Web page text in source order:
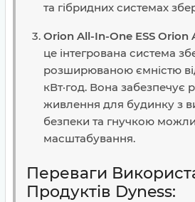
та гібридних системах
Orion All-In-One ESS Orion
це інтегрована система
розширюваною ємністю
кВт·год. Вона забезпечує
живлення для будинку з
безпеки та гнучкою
масштабування.
Переваги
Продуктів Dyness: